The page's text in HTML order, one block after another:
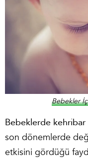
Bebekler
Bebeklerde kehribar
son dönemlerde
etkisini gördüğü